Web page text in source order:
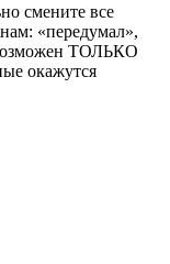
смените все
«передумал»,
ТОЛЬКО
окажутся